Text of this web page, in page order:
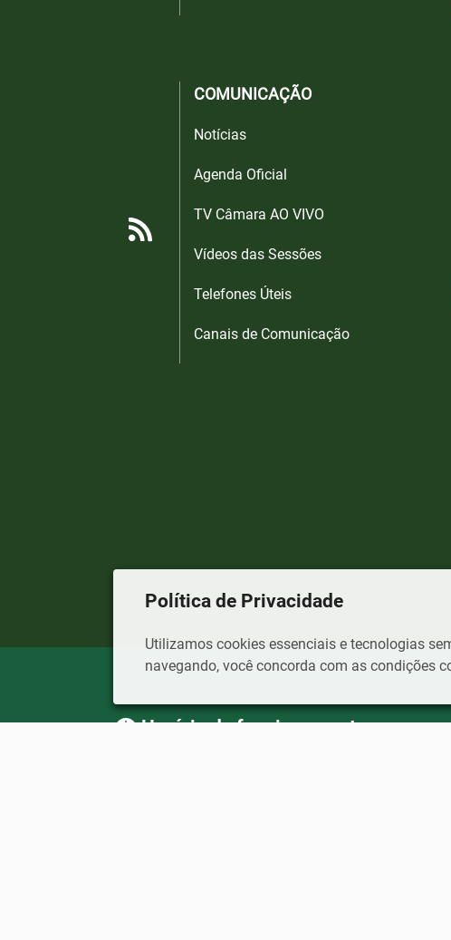
COMUNICAÇÃO
Notícias
Agenda Oficial
TV Câmara AO VIVO
Vídeos das Sessões
Telefones Úteis
Canais de Comunicação
Horário de funcionamento
Política de Privacidade
Utilizamos cookies essenciais e tecnologias
navegando, você concorda com as condições